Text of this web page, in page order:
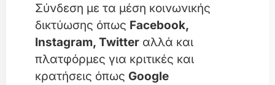
Σύνδεση με τα μέση κοινωνικής
δικτύωσης όπως Facebook,
Instagram, Twitter αλλά και
πλατφόρμες για κριτικές και
κρατήσεις όπως Google